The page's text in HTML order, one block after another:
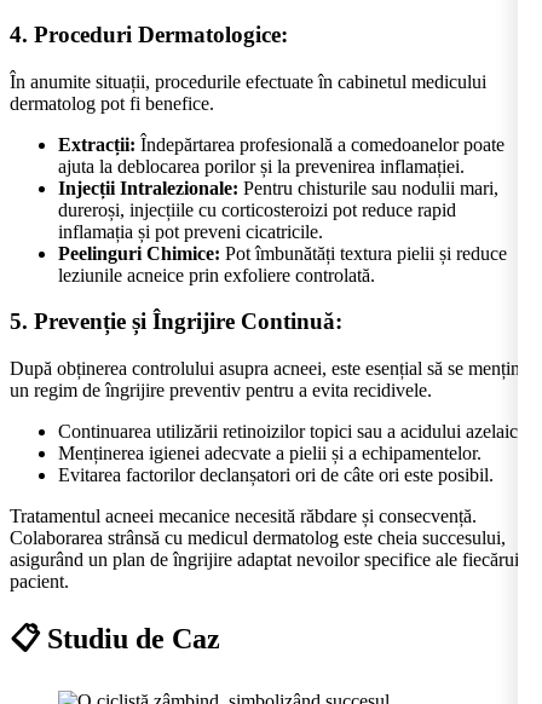
4. Proceduri Dermatologice:
În anumite situații, procedurile efectuate în cabinetul medicului
dermatolog pot fi benefice.
Extracții: Îndepărtarea profesională a comedoanelor poate
ajuta la deblocarea porilor și la prevenirea inflamației.
Injecții Intralezionale: Pentru chisturile sau nodulii mari,
dureroși, injecțiile cu corticosteroizi pot reduce rapid
inflamația și pot preveni cicatricile.
Peelinguri Chimice: Pot îmbunătăți textura pielii și reduce
leziunile acneice prin exfoliere controlată.
5. Prevenție și Îngrijire Continuă:
După obținerea controlului asupra acneei, este esențial să se mențină
un regim de îngrijire preventiv pentru a evita recidivele.
Continuarea utilizării retinoizilor topici sau a acidului azelaic.
Menținerea igienei adecvate a pielii și a echipamentelor.
Evitarea factorilor declanșatori ori de câte ori este posibil.
Tratamentul acneei mecanice necesită răbdare și consecvență.
Colaborarea strânsă cu medicul dermatolog este cheia succesului,
asigurând un plan de îngrijire adaptat nevoilor specifice ale fiecărui
pacient.
📋 Studiu de Caz